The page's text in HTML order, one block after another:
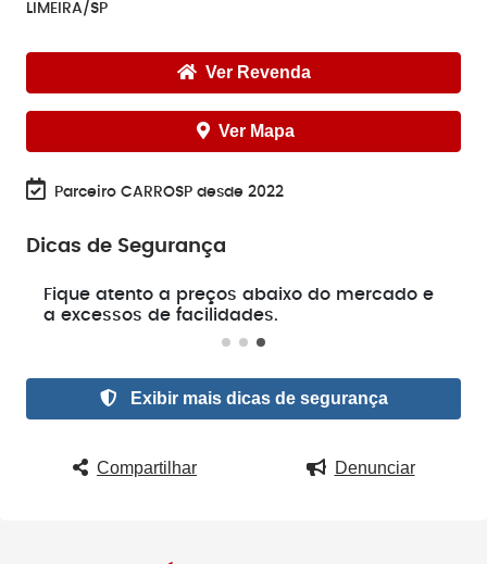
LIMEIRA/SP
Ver Revenda
Ver Mapa
Parceiro CARROSP desde 2022
Dicas de Segurança
Fique atento a preços abaixo do mercado e
a excessos de facilidades.
Exibir mais dicas de segurança
Compartilhar Denunciar